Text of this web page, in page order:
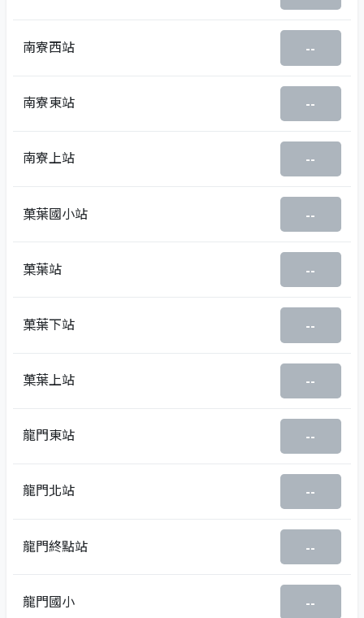
南寮西站 --
南寮東站 --
南寮上站 --
菓葉國小站 --
菓葉站 --
菓葉下站 --
菓葉上站 --
龍門東站 --
龍門北站 --
龍門終點站 --
龍門國小 --